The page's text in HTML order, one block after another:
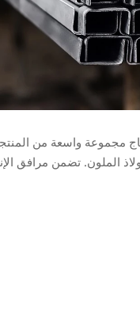
واسعة من
الملون. تضمن مرافق